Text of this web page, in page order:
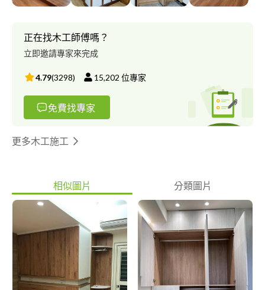
資訊與案例分享請至我們的網站： ◧ www.dr-woodwork.com 最
正在找木工師傅嗎？
立即邀請專家來完成
4.79(3298) 15,202 位專家
免費找專家
更多木工施工
相似圖片 分類圖片